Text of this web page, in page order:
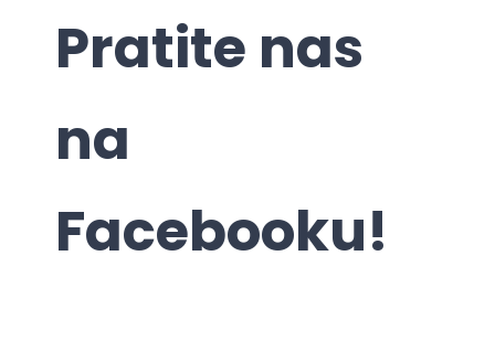
Pratite nas
na
Facebooku!